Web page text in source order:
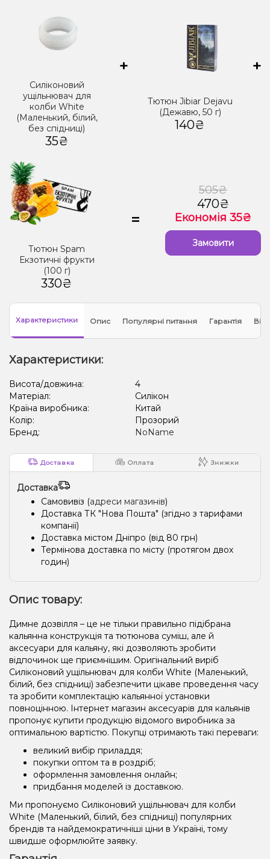
Силіконовий
ущільнювач для
колби White
(Маленький, білий,
без спідниці)
35₴
+
Тютюн Jibiar Dejavu
(Дежавю, 50 г)
140₴
+
Тютюн Spam
Екзотичні фрукти
(100 г)
330₴
=
505₴
470₴
Економія 35₴
Замовити
Характеристики Опис Популярні питання Гарантія
Характеристики:
Висота/довжина:
4
Матеріал:
Силікон
Країна виробника:
Китай
Колір:
Прозорий
Бренд:
NoName
Доставка Оплата Знижки
Доставка
Самовивіз (адреси магазинів)
Доставка ТК "Нова Пошта" (згідно з тарифами
компанії)
Доставка містом Дніпро (від 80 грн)
Термінова доставка по місту (протягом двох
годин)
Опис товару:
Димне дозвілля – це не тільки правильно підібрана
кальянна конструкція та тютюнова суміш, але й
аксесуари для кальяну, які дозволяють зробити
відпочинок ще приємнішим. Оригінальний виріб
Силіконовий ущільнювач для колби White (Маленький,
білий, без спідниці) забезпечити цікаве проведення часу
та зробити комплектацію кальянної установки
повноцінною. Інтернет магазин аксесуарів для кальянів
пропонує купити продукцію відомого виробника за
оптимальною вартістю. Покупці отримають такі переваги:
великий вибір приладдя;
покупки оптом та в роздріб;
оформлення замовлення онлайн;
придбання моделей із доставкою.
Ми пропонуємо Силіконовий ущільнювач для колби
White (Маленький, білий, без спідниці) популярних
брендів та найдемократичніші ціни в Україні, тому
швидше оформлюйте заявку.